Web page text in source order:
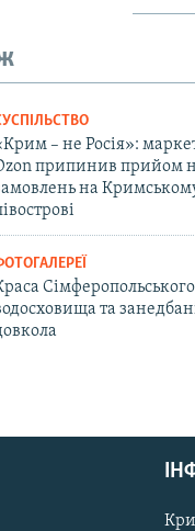
– не Росія»:
припинив прийом
на
Сімферопольського
та